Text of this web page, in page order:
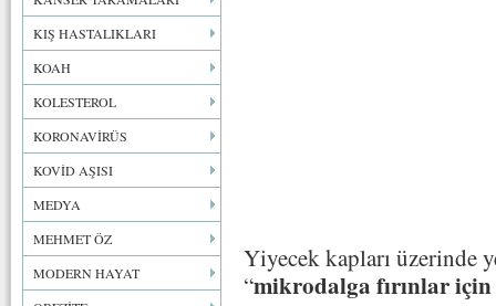
KIŞ HASTALIKLARI
KOAH
KOLESTEROL
KORONAVİRÜS
KOVİD AŞISI
MEDYA
MEHMET ÖZ
MODERN HAYAT
Yiyecek kapları üzerinde
“mikrodalga fırınlar